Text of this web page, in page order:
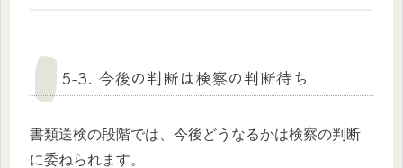
5-3. 今後の判断は検察の判断待ち
書類送検の段階では、今後どうなるかは検察の判断
に委ねられます。